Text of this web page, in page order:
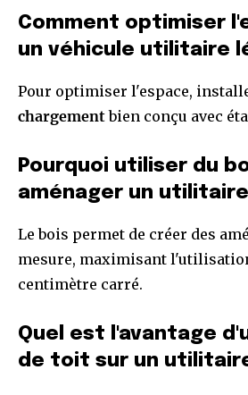
Comment optimiser
un véhicule utilitaire
Pour optimiser l'espace,
chargementbien conçu avec
Pourquoi utiliser du
aménager un
Le bois permet de créer des
mesure, maximisant
centimètre carré.
Quel est l'avantage
de toit sur un